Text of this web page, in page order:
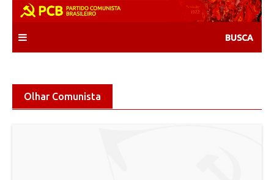
content
Olhar Comunista